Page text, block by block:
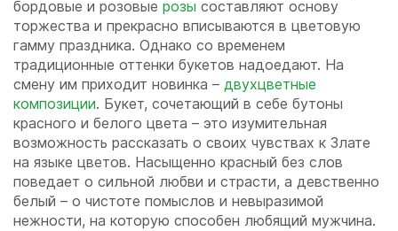
бордовые и розовые розы составляют основу
торжества и прекрасно вписываются в цветовую
гамму праздника. Однако со временем
традиционные оттенки букетов надоедают. На
смену им приходит новинка – двухцветные
композиции. Букет, сочетающий в себе бутоны
красного и белого цвета – это изумительная
возможность рассказать о своих чувствах к Злате
на языке цветов. Насыщенно красный без слов
поведает о сильной любви и страсти, а девственно
белый – о чистоте помыслов и невыразимой
нежности, на которую способен любящий мужчина.